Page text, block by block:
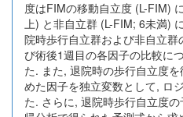
度はFIMの移動自立度 (L-FIM)
上) と非自立群 (L-FIM; 6未満)
院時歩行自立群および非自立
び術後1週目の各因子の比較に
た. また, 退院時の歩行自立度
めた因子を独立変数として, ロ
た. さらに, 退院時歩行自立度